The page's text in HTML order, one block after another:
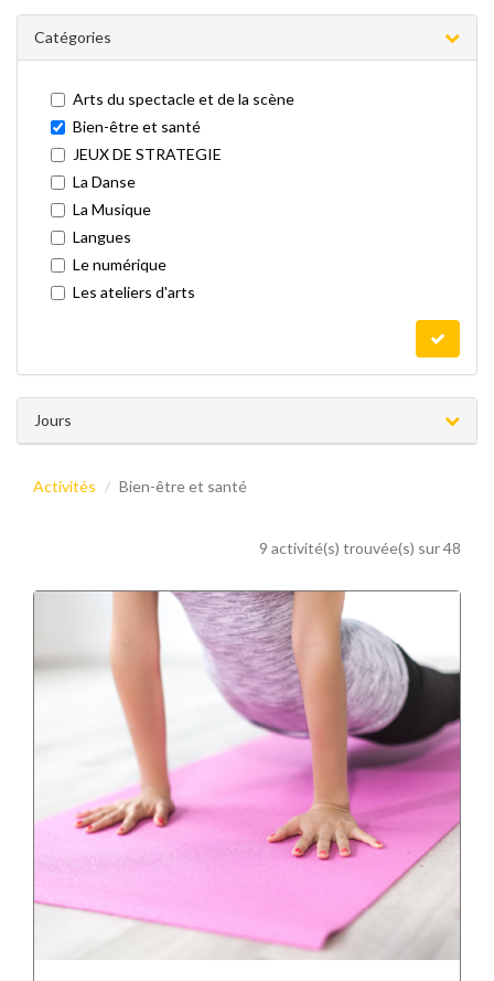
Catégories
Arts du spectacle et de la scène
Bien-être et santé
JEUX DE STRATEGIE
La Danse
La Musique
Langues
Le numérique
Les ateliers d'arts
Jours
Activités Bien-être et santé
9 activité(s) trouvée(s) sur 48